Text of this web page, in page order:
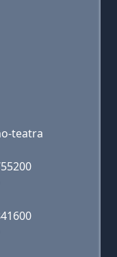
teatra